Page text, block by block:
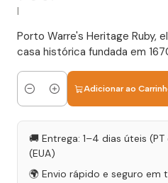
Porto Warre's Heritage Ruby,
casa histórica fundada em
Quantidade
Adicionar ao
🚚 Entrega: 1–4 dias úteis
(EUA)
🌍 Envio rápido e seguro em